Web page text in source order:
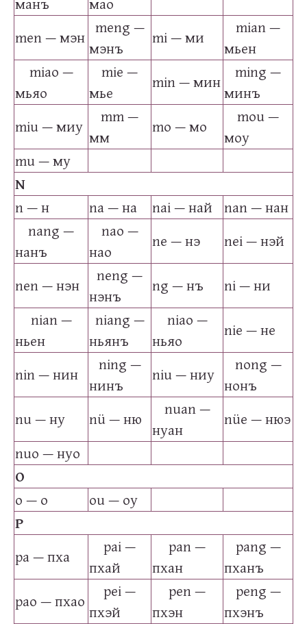
men — мэн meng —
мэнъ
mi — ми
mian —
мьен
miao —
мьяо
mie —
мье
min — мин
ming —
минъ
miu — миу
mm —
мм
mo — мо
mou —
моу
mu — му
N
n — н
na — на nai — най nan — нан
nang —
нанъ
nao —
нао
ne — нэ nei — нэй
nen — нэн
neng —
нэнъ
ng — нъ
ni — ни
nian —
ньен
niang —
ньянъ
niao —
ньяо
nie — не
nin — нин
ning —
нинъ
niu — ниу
nong —
нонъ
nu — ну
nü — ню
nuan —
нуан
nüe — нюэ
nuo — нуо
O
o — о
ou — оу
P
pa — пха
pai —
пхай
pan —
пхан
pang —
пханъ
pao — пхао
pei —
пхэй
pen —
пхэн
peng —
пхэнъ